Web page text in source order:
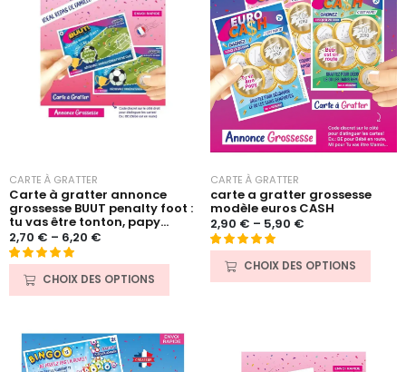
CARTE À GRATTER
Carte à gratter annonce
grossesse BUUT penalty foot :
tu vas être tonton, papy...
2,70 € – 6,20 €
Noté 5.00
sur 5 basé
client
CHOIX DES OPTIONS
CARTE À GRATTER
carte a gratter grossesse
modèle euros CASH
2,90 € – 5,90 €
Noté 5.00
sur 5 basé
CHOIX DES OPTIONS